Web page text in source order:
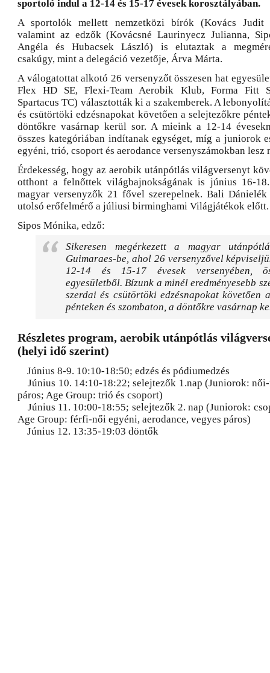
sportoló indul a 12-14 és 15-17 évesek korosztályában.
A sportolók mellett nemzetközi bírók (Kovács Judit
valamint az edzők (Kovácsné Laurinyecz Julianna,
Angéla és Hubacsek László) is elutaztak a
csakúgy, mint a delegáció vezetője, Árva Márta.
A válogatottat alkotó 26 versenyzőt összesen hat
Flex HD SE, Flexi-Team Aerobik Klub, Forma Fitt
Spartacus TC) választották ki a szakemberek. A
és csütörtöki edzésnapokat követően a selejtezőkre
döntőkre vasárnap kerül sor. A mieink a 12-14
összes kategóriában indítanak egységet, míg a juniorok
egyéni, trió, csoport és aerodance versenyszámokban lesz
Érdekesség, hogy az aerobik utánpótlás világversenyt
otthont a felnőttek világbajnokságának is június 16-
magyar versenyzők 21 fővel szerepelnek. Bali Dánielék
utolsó erőfelmérő a júliusi birminghami Világjátékok előtt.
Sipos Mónika, edző:
Sikeresen megérkezett a magyar
Guimaraes-be, ahol 26 versenyzővel
12-14 és 15-17 évesek versenyében,
egyesületből. Bízunk a minél eredményesebb
szerdai és csütörtöki edzésnapokat követően
pénteken és szombaton, a döntőkre vasárnap
Részletes program, aerobik utánpótlás
(helyi idő szerint)
Június 8-9. 10:10-18:50; edzés és pódiumedzés
Június 10. 14:10-18:22; selejtezők 1.nap (Juniorok:
páros; Age Group: trió és csoport)
Június 11. 10:00-18:55; selejtezők 2. nap (Juniorok:
Age Group: férfi-női egyéni, aerodance, vegyes páros)
Június 12. 13:35-19:03 döntők